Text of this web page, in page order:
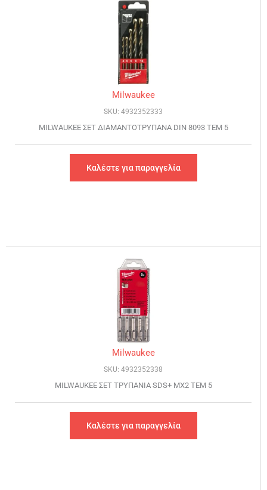
Milwaukee
SKU: 4932352333
MILWAUKEE ΣΕΤ ΔΙΑΜΑΝΤΟΤΡΥΠΑΝΑ DIN 8093 ΤΕΜ 5
Καλέστε για παραγγελία
Milwaukee
SKU: 4932352338
MILWAUKEE ΣΕΤ ΤΡΥΠΑΝΙΑ SDS+ MX2 ΤΕΜ 5
Καλέστε για παραγγελία